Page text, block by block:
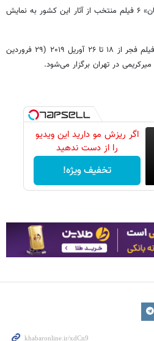
در بخش «مروری بر آثار سینمای آلمان» ۶ فیلم منتخب از آثار این کشور به نمایش
سی‌وهفتمین دوره جشنواره جهانی فیلم فجر از ۱۸ تا ۲۶ آوریل ۲۰۱۹ (۲۹ فروردین
اگر ریزش مو دارید این ویدیو
را از دست ندهید
تخفیف ویژه!